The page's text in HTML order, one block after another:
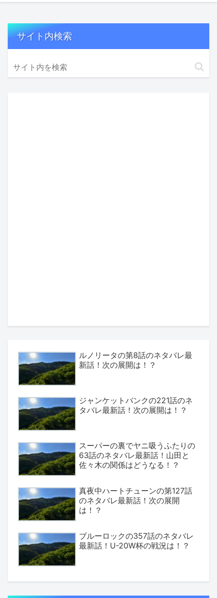
サイト内検索
ルノリータの第8話のネタバレ最
新話！次の展開は！？
ジャンケットバンクの221話のネ
タバレ最新話！次の展開は！？
スーパーの裏でヤニ吸うふたりの
63話のネタバレ最新話！山田と
佐々木の関係はどうなる！？
真夜中ハートチューンの第127話
のネタバレ最新話！次の展開
は！？
ブルーロックの357話のネタバレ
最新話！U-20W杯の戦況は！？